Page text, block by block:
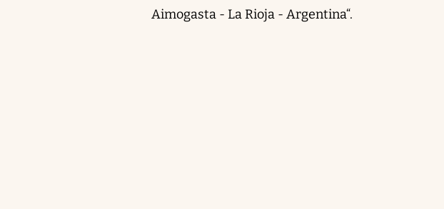
Aimogasta - La Rioja - Argentina“.